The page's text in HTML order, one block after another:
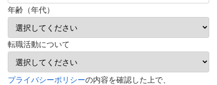
年齢（年代）
転職活動について
こ
プライバシーポリシーの内容を確認した上で、